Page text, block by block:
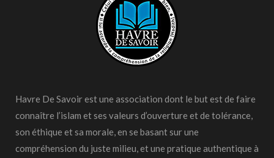
Havre De Savoir est une association dont le but est de faire
connaître l’islam et ses valeurs d’ouverture et de tolérance,
son éthique et sa morale, en se basant sur une
compréhension du juste milieu, et une pratique authentique à